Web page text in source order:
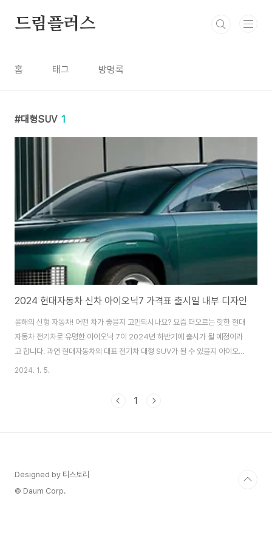
드림플러스
홈 태그 방명록
대형SUV 1
2024 현대자동차 신차 아이오닉7 가격표 출시일 내부 디자인
올해의 신형 자동차! 어떤 차가 좋을지 고민되시나요? 요즘 떠오르는 핫한 현대
자동차 전기차로 유명한 아이오닉 7이 2024년 하반기에 출시가 될 예정이라
고 합니다. 과연 현대자동차의 대표 전기차 대형 SUV가 될 수 있을지 아이오닉
7의 가격표와 세련된 트렌드를 담아낸 내부 디자인, 출시 예정일에 대해서 알
출시하기 전, 준중형 SUV 전기차인 아이오닉 6과 중형 세단인 아이오닉 5를
2024. 1. 5.
1
Designed by 티스토리
© Daum Corp.